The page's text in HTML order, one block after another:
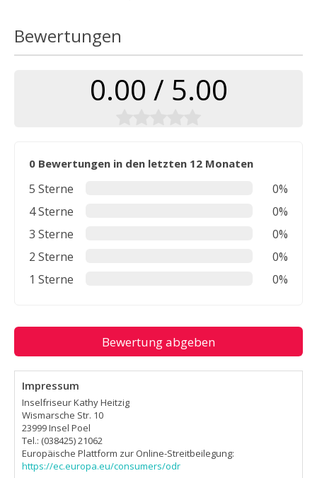
Bewertungen
0.00 / 5.00
0 Bewertungen in den letzten 12 Monaten
5 Sterne
0%
4 Sterne
0%
3 Sterne
0%
2 Sterne
0%
1 Sterne
0%
Bewertung abgeben
Impressum
Inselfriseur Kathy Heitzig
Wismarsche Str. 10
23999 Insel Poel
Tel.: (038425) 21062
Europäische Plattform zur Online-Streitbeilegung:
https://ec.europa.eu/consumers/odr